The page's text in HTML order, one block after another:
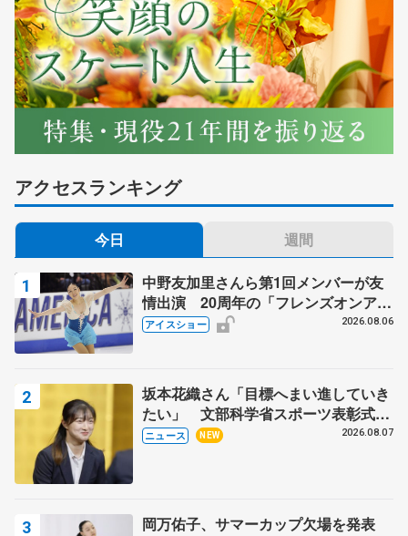
アクセスランキング
今日 週間
中野友加里さんら第1回メンバーが友
情出演 20周年の「フレンズオンアイ
ス」 宮本賢二さん、有川梨絵さん、
アイスショー 2026.08.06
坂本花織さん「目標へまい進していき
たい」 文部科学省スポーツ表彰式で
代表謝辞
ニュース NEW 2026.08.07
岡万佑子、サマーカップ欠場を発表